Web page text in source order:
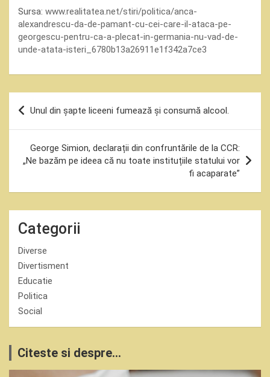
Sursa: www.realitatea.net/stiri/politica/anca-
alexandrescu-da-de-pamant-cu-cei-care-il-ataca-pe-
georgescu-pentru-ca-a-plecat-in-germania-nu-vad-de-
unde-atata-isteri_6780b13a26911e1f342a7ce3
Navigare
articole
Unul din șapte liceeni fumează și consumă alcool.
George Simion, declarații din confruntările de la CCR:
„Ne bazăm pe ideea că nu toate instituțiile statului vor
fi acaparate”
Categorii
Diverse
Divertisment
Educatie
Politica
Social
Citeste si despre...